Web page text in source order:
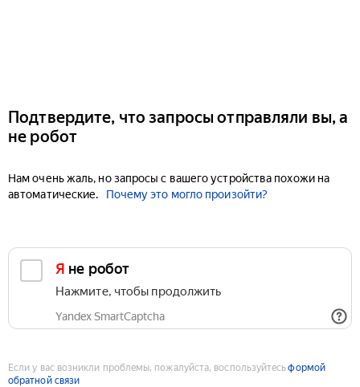
Подтвердите, что запросы отправляли вы, а
не робот
Нам очень жаль, но запросы с вашего устройства похожи на
автоматические.
Почему это могло произойти?
Я не робот
Нажмите, чтобы продолжить
Yandex SmartCaptcha
Если у вас возникли проблемы, пожалуйста, воспользуйтесьформой
обратной связи